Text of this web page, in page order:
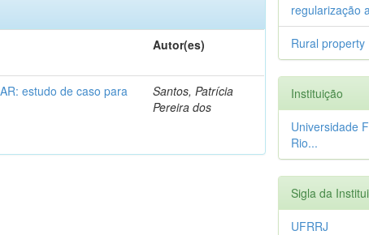
Autor(es)
estudo de caso para
Santos, Patrícia
Pereira dos
regularização
Rural property
Instituição
Universidade
Rio...
Sigla da
UFRRJ